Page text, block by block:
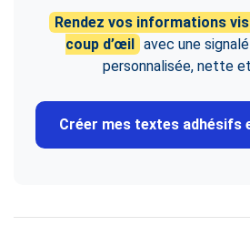
Rendez vos informations
coup d’œil avec une
personnalisée, nette
Créer mes textes adhésifs